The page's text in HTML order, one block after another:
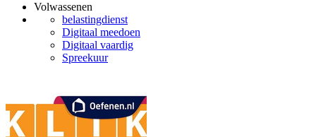
Volwassenen
belastingdienst
Digitaal meedoen
Digitaal vaardig
Spreekuur